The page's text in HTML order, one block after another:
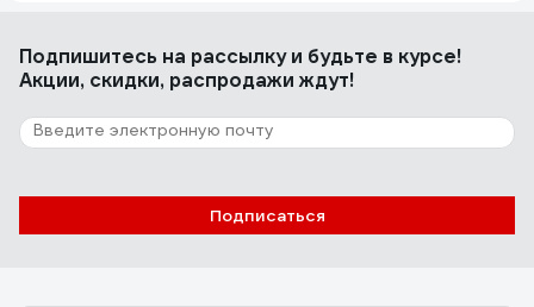
Подпишитесь на рассылкуи будьте в курсе!
Акции, скидки, распродажи ждут!
Подписаться